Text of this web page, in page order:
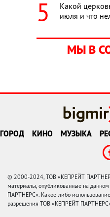
Какой
июля и что
МЫ В
ГОРОД КИНО МУЗЫКА
© 2000-2024, ТОВ «КЕПРЕЙТ
материалы, опубликованные на
ПАРТНЕРС». Какое-либо
разрешения ТОВ «КЕПРЕЙТ